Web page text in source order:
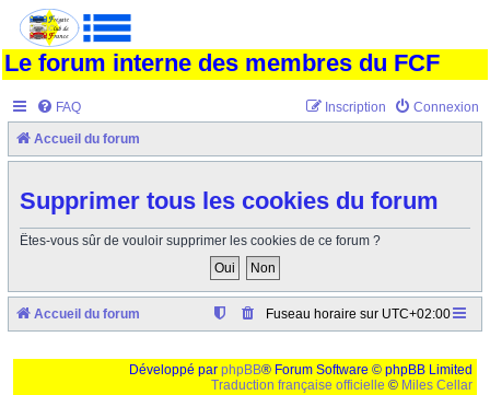
Le forum interne des membres du FCF
FAQ Connexion
Inscription
Accueil du forum
Supprimer tous les cookies du forum
Êtes-vous sûr de vouloir supprimer les cookies de ce forum ?
Accueil du forum Fuseau horaire sur UTC+02:00
Développé par phpBB® Forum Software © phpBB Limited
Traduction française officielle © Miles Cellar